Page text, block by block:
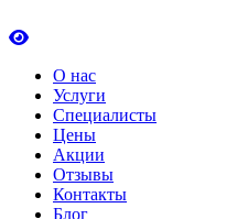
О нас
Услуги
Специалисты
Цены
Акции
Отзывы
Контакты
Блог